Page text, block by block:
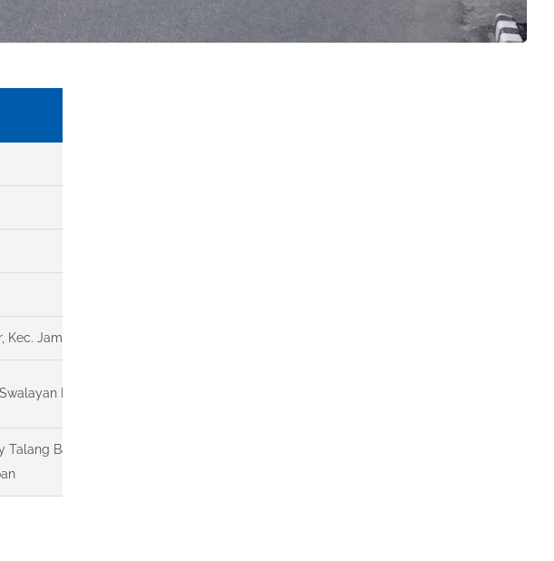
Jambi Timur, Kota Jambi, Prov. Jambi
Meranti / Mapolresta Jambi
Banjar, dikelilingi oleh kawasan bisnis, café, kuliner, perhotelan, pusat